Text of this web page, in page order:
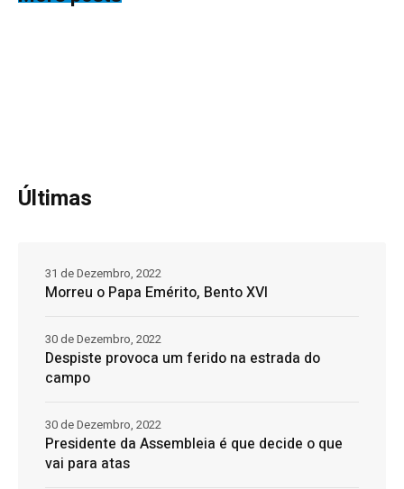
Últimas
Morreu o Papa Emérito, Bento XVI
31 de Dezembro, 2022
Despiste provoca um ferido na estrada do
campo
30 de Dezembro, 2022
Presidente da Assembleia é que decide o que
vai para atas
30 de Dezembro, 2022